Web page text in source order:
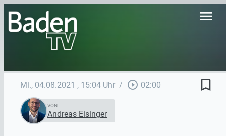
menu
Mi., 04.08.2021 , 15:04 Uhr / play_circle_outline 02:00 bookmark_border
VON
Andreas Eisinger